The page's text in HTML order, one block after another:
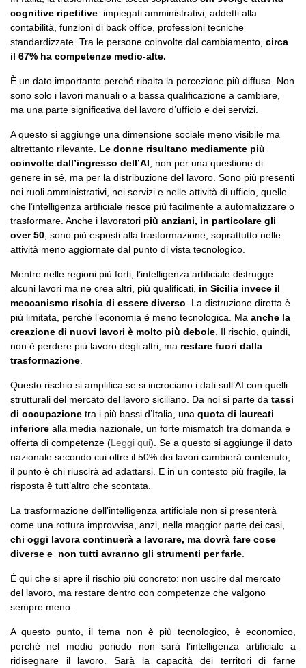
cognitive ripetitive: impiegati amministrativi, addetti alla
contabilità, funzioni di back office, professioni tecniche
standardizzate. Tra le persone coinvolte dal cambiamento, circa
il 67% ha competenze medio-alte.
È un dato importante perché ribalta la percezione più diffusa. Non
sono solo i lavori manuali o a bassa qualificazione a cambiare,
ma una parte significativa del lavoro d’ufficio e dei servizi.
A questo si aggiunge una dimensione sociale meno visibile ma
altrettanto rilevante. Le donne risultano mediamente più
coinvolte dall’ingresso dell’AI , non per una questione di
genere in sé, ma per la distribuzione del lavoro. Sono più presenti
nei ruoli amministrativi, nei servizi e nelle attività di ufficio, quelle
che l’intelligenza artificiale riesce più facilmente a automatizzare o
trasformare. Anche i lavoratori più anziani, in particolare gli
over 50 , sono più esposti alla trasformazione, soprattutto nelle
attività meno aggiornate dal punto di vista tecnologico.
Mentre nelle regioni più forti, l’intelligenza artificiale distrugge
alcuni lavori ma ne crea altri, più qualificati, in Sicilia invece il
meccanismo rischia di essere diverso . La distruzione diretta è
più limitata, perché l’economia è meno tecnologica. Ma anche la
creazione di nuovi lavori è molto più debole . Il rischio, quindi,
non è perdere più lavoro degli altri, ma restare fuori dalla
trasformazione
Questo rischio si amplifica se si incrociano i dati sull’AI con quelli
strutturali del mercato del lavoro siciliano. Da noi si parte da tassi
di occupazione tra i più bassi d’Italia, una quota di laureati
inferiore alla media nazionale, un forte mismatch tra domanda e
offerta di competenze (Leggi qui). Se a questo si aggiunge il dato
nazionale secondo cui oltre il 50% dei lavori cambierà contenuto,
il punto è chi riuscirà ad adattarsi. E in un contesto più fragile, la
risposta è tutt’altro che scontata.
La trasformazione dell’intelligenza artificiale non si presenterà
come una rottura improvvisa, anzi, nella maggior parte dei casi,
chi oggi lavora continuerà a lavorare, ma dovrà fare cose
diverse e non tutti avranno gli strumenti per farle
È qui che si apre il rischio più concreto: non uscire dal mercato
del lavoro, ma restare dentro con competenze che valgono
sempre meno.
A questo punto, il tema non è più tecnologico, è economico,
perché nel medio periodo non sarà l’intelligenza artificiale a
ridisegnare il lavoro. Sarà la capacità dei territori di farne